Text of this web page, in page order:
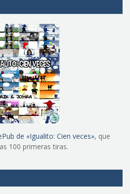
de «Igualito: Cien veces», que
100 primeras tiras.